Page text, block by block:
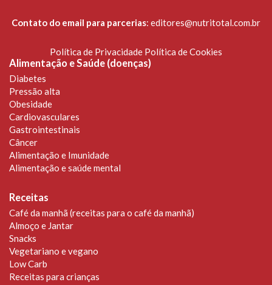
Contato do email para parcerias: editores@nutritotal.com.br
Política de Privacidade Política de Cookies
Alimentação e Saúde (doenças)
Diabetes
Pressão alta
Obesidade
Cardiovasculares
Gastrointestinais
Câncer
Alimentação e Imunidade
Alimentação e saúde mental
Receitas
Café da manhã (receitas para o café da manhã)
Almoço e Jantar
Snacks
Vegetariano e vegano
Low Carb
Receitas para crianças